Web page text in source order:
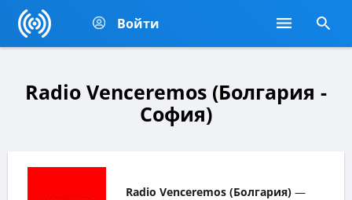
Войти
Radio Venceremos (Болгария -
София)
Radio Venceremos (Болгария) —